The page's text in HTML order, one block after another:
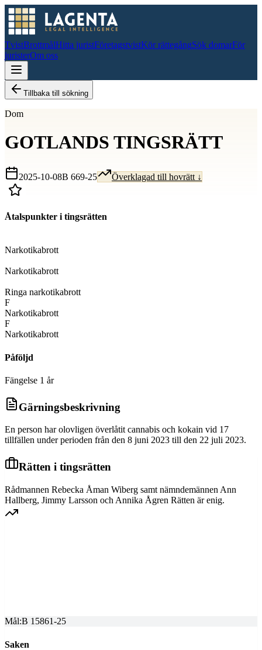
TvistBrottmålHitta juristFöretagstvistKör rättegångSök domarFör
juristerOm oss
Tillbaka till sökning
Dom
GOTLANDS TINGSRÄTT
2025-10-08B 669-25 Överklagad till hovrätt ↓
Åtalspunkter i tingsrätten
Narkotikabrott
Narkotikabrott
Ringa narkotikabrott
F
Narkotikabrott
F
Narkotikabrott
Påföljd
Fängelse 1 år
Gärningsbeskrivning
En person har olovligen överlåtit cannabis och kokain vid 17
tillfällen under perioden från den 8 juni 2023 till den 22 juli 2023.
Rätten i tingsrätten
Rådmannen Rebecka Åman Wiberg samt nämndemännen Ann
Hallberg, Jimmy Larsson och Annika Ågren Rätten är enig.
Mål:B 15861-25
Saken